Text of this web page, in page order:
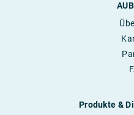
Produkte &